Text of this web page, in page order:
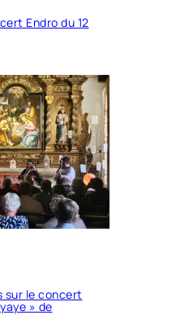
Endro du 12
sur le concert
» de